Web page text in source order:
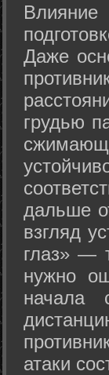
Даже
грудью
дальше
взгляд
глаз» —
нужно
начала
атаки